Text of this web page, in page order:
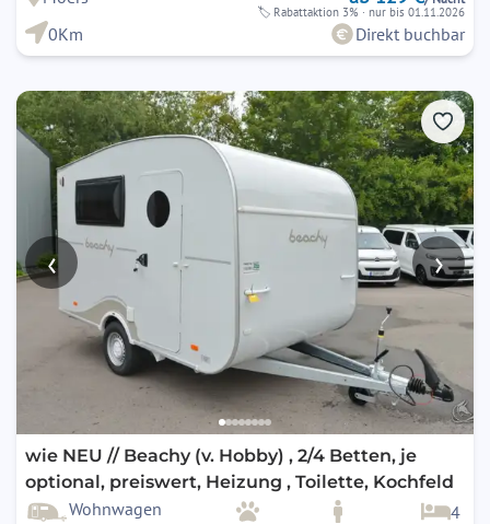
🏷 Rabattaktion 3% · nur bis 01.11.2026
0Km Direkt buchbar
‹ ›
wie NEU // Beachy (v. Hobby) , 2/4 Betten, je
optional, preiswert, Heizung , Toilette, Kochfeld
Wohnwagen
4